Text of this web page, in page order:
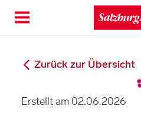
Toggle
navigation
Zurück zur Übersicht
Erstellt am 02.06.2026